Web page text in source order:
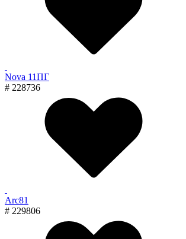
Nova 11ПГ
# 228736
Arc81
# 229806